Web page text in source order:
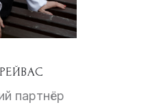
партнёр